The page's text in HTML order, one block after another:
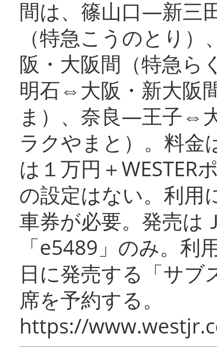
間は、篠山口―新三
（特急こうのとり
阪・大阪間（特急
明石⇔大阪・新大阪
ま）、奈良―王子⇔
ラクやまと）。料金
は１万円＋WESTER
の設定はない。利用
車券が必要。発売は
「e5489」のみ。利
日に発売する「サブ
席を予約する。
https://